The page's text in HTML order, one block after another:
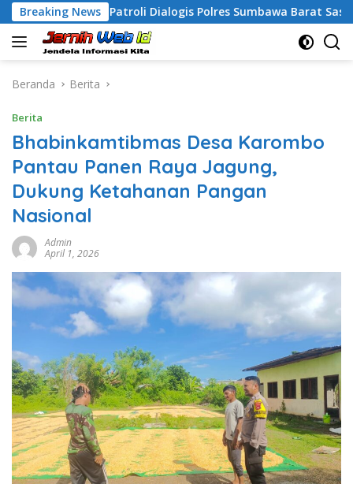
Langsung
ke
konten
Breaking News
Patroli Dialogis Polres Sumbawa Barat Sasar
Beranda Berita
Berita
Bhabinkamtibmas Desa Karombo
Pantau Panen Raya Jagung,
Dukung Ketahanan Pangan
Nasional
Admin
April 1, 2026